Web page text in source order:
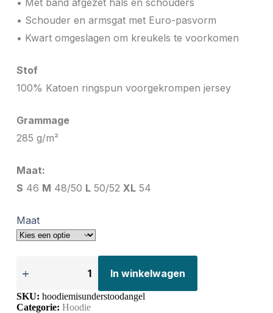
• Schouder en armsgat met Euro-pasvorm
• Kwart omgeslagen om kreukels te voorkomen
Stof
100% Katoen ringspun voorgekrompen jersey
Grammage
285 g/m²
Maat:
S 46 M 48/50 L50/52 XL54
Maat
In winkelwagen
SKU: hoodiemisunderstoodangel
Categorie: Hoodie